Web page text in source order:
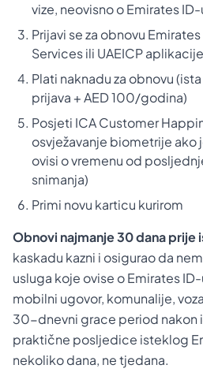
vize, neovisno o Emirates ID-
Prijavi se za obnovu
Services ili UAEICP aplikacije
Plati naknadu za obnovu
prijava + AED 100/godina)
Posjeti ICA Customer
osvježavanje biometrije
ovisi o vremenu od
snimanja)
Primi novu karticu kurirom
Obnovi najmanje 30 dana prije
kaskadu kazni i osigurao da
usluga koje ovise o Emirates
mobilni ugovor, komunalije,
30-dnevni grace period nakon
praktične posljedice isteklog
nekoliko dana, ne tjedana.